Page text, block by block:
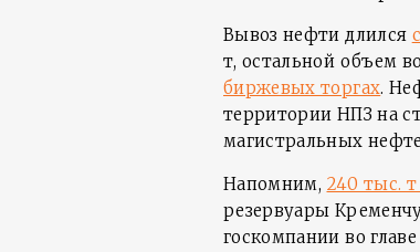
Вывоз нефти длился
т, остальной объем
биржевых торгах.
территории НПЗ на
магистральных
Напомним, 240 тыс.
резервуары
госкомпании во